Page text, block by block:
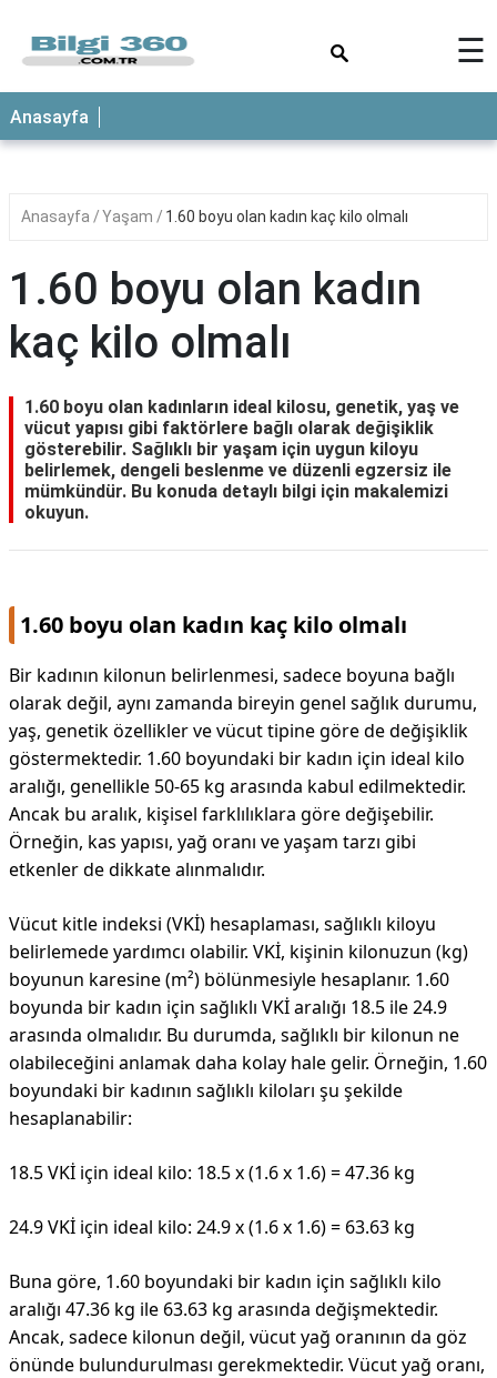
ANASAYFA
☰
Anasayfa
Anasayfa Yaşam 1.60 boyu olan kadın kaç kilo olmalı
1.60 boyu olan kadın
kaç kilo olmalı
1.60 boyu olan kadınların ideal kilosu, genetik, yaş ve
vücut yapısı gibi faktörlere bağlı olarak değişiklik
gösterebilir. Sağlıklı bir yaşam için uygun kiloyu
belirlemek, dengeli beslenme ve düzenli egzersiz ile
mümkündür. Bu konuda detaylı bilgi için makalemizi
okuyun.
1.60 boyu olan kadın kaç kilo olmalı
Bir kadının kilonun belirlenmesi, sadece boyuna bağlı
olarak değil, aynı zamanda bireyin genel sağlık durumu,
yaş, genetik özellikler ve vücut tipine göre de değişiklik
göstermektedir. 1.60 boyundaki bir kadın için ideal kilo
aralığı, genellikle 50-65 kg arasında kabul edilmektedir.
Ancak bu aralık, kişisel farklılıklara göre değişebilir.
Örneğin, kas yapısı, yağ oranı ve yaşam tarzı gibi
etkenler de dikkate alınmalıdır.
Vücut kitle indeksi (VKİ) hesaplaması, sağlıklı kiloyu
belirlemede yardımcı olabilir. VKİ, kişinin kilonuzun (kg)
boyunun karesine (m²) bölünmesiyle hesaplanır. 1.60
boyunda bir kadın için sağlıklı VKİ aralığı 18.5 ile 24.9
arasında olmalıdır. Bu durumda, sağlıklı bir kilonun ne
olabileceğini anlamak daha kolay hale gelir. Örneğin, 1.60
boyundaki bir kadının sağlıklı kiloları şu şekilde
hesaplanabilir:
18.5 VKİ için ideal kilo: 18.5 x (1.6 x 1.6) = 47.36 kg
24.9 VKİ için ideal kilo: 24.9 x (1.6 x 1.6) = 63.63 kg
Buna göre, 1.60 boyundaki bir kadın için sağlıklı kilo
aralığı 47.36 kg ile 63.63 kg arasında değişmektedir.
Ancak, sadece kilonun değil, vücut yağ oranının da göz
önünde bulundurulması gerekmektedir. Vücut yağ oranı,